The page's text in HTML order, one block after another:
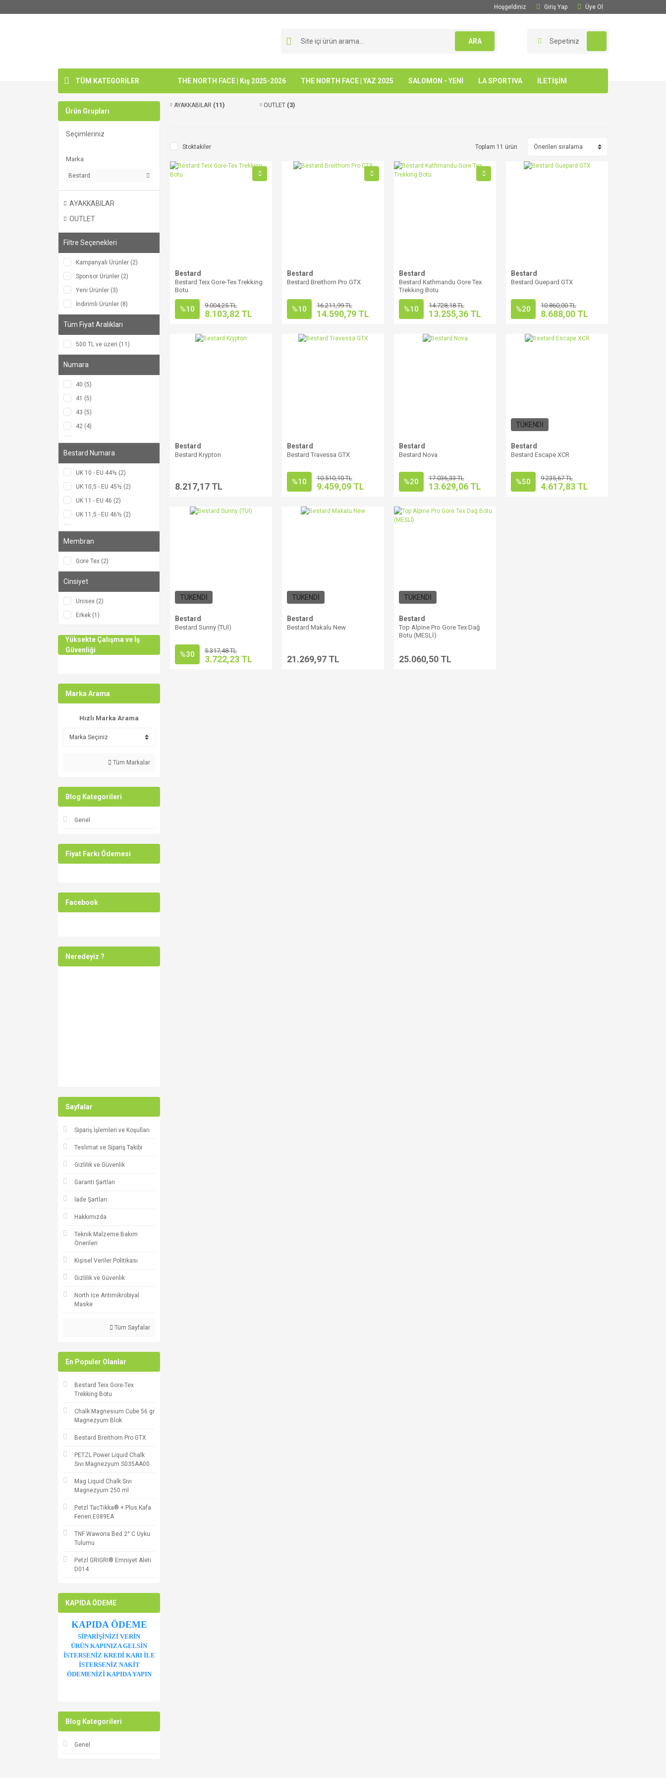
Hoşgeldiniz Giriş Yap Üye Ol
ARA Sepetiniz
TÜM KATEGORİLER THE NORTH FACE | Kış 2025-2026 THE NORTH FACE | YAZ 2025 SALOMON - YENİ LA SPORTIVA İLETİŞİM
Ürün Grupları
Seçimleriniz
Marka
Bestard
AYAKKABILAR
OUTLET
Filtre Seçenekleri
Kampanyalı Ürünler (2)
Sponsor Ürünler (2)
Yeni Ürünler (3)
İndirimli Ürünler (8)
Tüm Fiyat Aralıkları
500 TL ve üzeri (11)
Numara
40 (5)
41 (5)
43 (5)
42 (4)
44 (3)
40,5 (1)
42,5 (1)
46 (1)
Bestard Numara
UK 10 - EU 44½ (2)
UK 10,5 - EU 45½ (2)
UK 11 - EU 46 (2)
UK 11,5 - EU 46½ (2)
UK 4,5 - EU 37½ (2)
UK 5 - EU 38 (2)
UK 5,5 - EU 38¾ (2)
UK 6 - EU 39½ (2)
UK 6,5 - EU 40 (2)
UK 7 - EU 40¾ (2)
UK 8 - EU 42 (2)
UK 8,5 - EU 42½ (2)
UK 4 - EU 37 (1)
Membran
Gore Tex (2)
Cinsiyet
Unisex (2)
Erkek (1)
Yüksekte Çalışma ve İş
Güvenliği
Marka Arama
Hızlı Marka Arama
Tüm Markalar
Blog Kategorileri
Genel
Fiyat Farkı Ödemesi
Facebook
Neredeyiz ?
Sayfalar
Sipariş İşlemleri ve Koşulları
Teslimat ve Sipariş Takibi
Gizlilik ve Güvenlik
Garanti Şartları
İade Şartları
Hakkımızda
Teknik Malzeme Bakım
Önerileri
Kişisel Veriler Politikası
Gizlilik ve Güvenlik
North Ice Antimikrobiyal
Maske
Tüm Sayfalar
En Populer Olanlar
Bestard Teix Gore-Tex
Trekking Botu
Chalk Magnesium Cube 56 gr
Magnezyum Blok
Bestard Breithorn Pro GTX
PETZL Power Liquid Chalk
Sıvı Magnezyum S035AA00
Mag Liquid Chalk Sıvı
Magnezyum 250 ml
Petzl TacTikka® + Plus Kafa
Feneri E089EA
TNF Wawona Bed 2° C Uyku
Tulumu
Petzl GRIGRI® Emniyet Aleti
D014
KAPIDA ÖDEME
KAPIDA ÖDEME
SİPARİŞİNİZİ VERİN
ÜRÜN KAPINIZA GELSİN
İSTERSENİZ KREDİ KARI İLE
İSTERSENİZ NAKİT
ÖDEMENİZİ KAPIDA YAPIN
Blog Kategorileri
Genel
AYAKKABILAR (11) OUTLET (3)
Stoktakiler Toplam 11 ürün
Bestard
Bestard Teix Gore-Tex Trekking
Botu
%10 9.004,25 TL
8.103,82 TL
Bestard
Bestard Breithorn Pro GTX
%10 16.211,99 TL
14.590,79 TL
Bestard
Bestard Kathmandu Gore Tex
Trekking Botu
%10 14.728,18 TL
13.255,36 TL
Bestard
Bestard Guepard GTX
%20 10.860,00 TL
8.688,00 TL
Bestard
Bestard Krypton
8.217,17 TL
Bestard
Bestard Travessa GTX
%10 10.510,10 TL
9.459,09 TL
Bestard
Bestard Nova
%20 17.036,33 TL
13.629,06 TL
TÜKENDİ
Bestard
Bestard Escape XCR
%50 9.235,67 TL
4.617,83 TL
TÜKENDİ
Bestard
Bestard Sunny (TUI)
%30 5.317,48 TL
3.722,23 TL
TÜKENDİ
Bestard
Bestard Makalu New
21.269,97 TL
TÜKENDİ
Bestard
Top Alpine Pro Gore Tex Dağ
Botu (MESLİ)
25.060,50 TL